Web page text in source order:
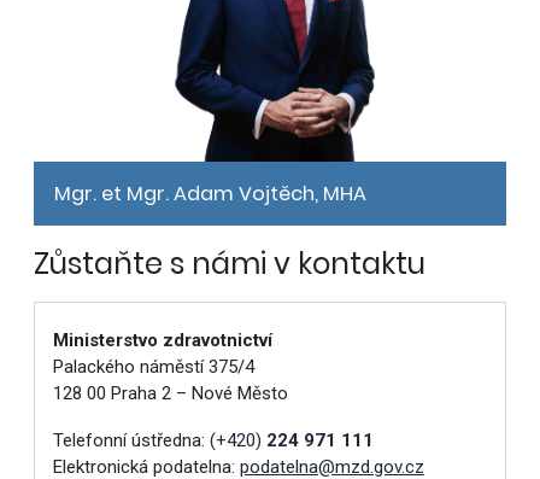
Mgr. et Mgr. Adam Vojtěch, MHA
Zůstaňte s námi v kontaktu
Ministerstvo zdravotnictví
Palackého náměstí 375/4
128 00 Praha 2 – Nové Město
Telefonní ústředna: (+420) 224 971 111
Elektronická podatelna: podatelna@mzd.gov.cz